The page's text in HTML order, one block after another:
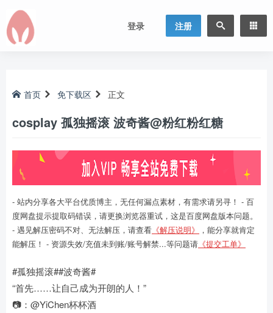
登录 注册
首页 免下载区 正文
cosplay 孤独摇滚 波奇酱@粉红粉红糖
- 站内分享各大平台优质博主，无任何漏点素材，有需求请另寻！ - 百
度网盘提示提取码错误，请更换浏览器重试，这是百度网盘版本问题。
- 遇见解压密码不对、无法解压，请查看 《解压说明》
，能分享就肯定
能解压！ - 资源失效/充值未到账/账号解禁...等问题请 《提交工单》
#孤独摇滚##波奇酱#
“首先……让自己成为开朗的人！”
​📷：@YiChen杯杯酒 ​​​